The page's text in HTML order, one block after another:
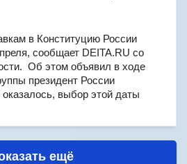
в Конституцию России
сообщает DEITA.RU со
Об этом объявил в ходе
президент России
выбор этой даты
ещё